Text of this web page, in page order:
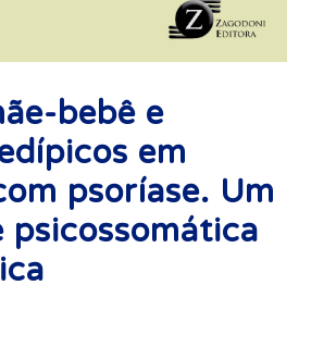
bebê e
em
psoríase. Um
psicossomática